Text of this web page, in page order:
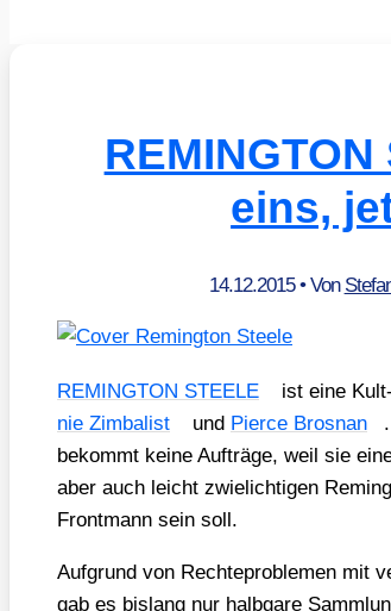
REMINGTON
eins,
14.12.2015• Von
REMINGTON STEELE ist eine
nie Zim­ba­list
und Pier­ce Bros­nan
bekommt kei­ne Auf­trä­ge, weil sie
aber auch leicht zwie­lich­ti­gen
Front­mann sein soll.
Auf­grund von Rech­te­pro­ble­men mit
gab es bis­lang nur halb­ga­re